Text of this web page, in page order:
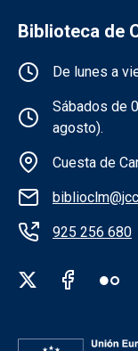
Biblioteca de
Información
De lunes a
Sábados de
agosto).
Cuesta de
925 256 680
Redes